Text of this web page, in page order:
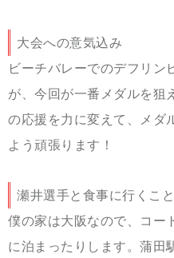
大会への意気込み
ビーチバレーでのデフリン
が、今回が一番メダルを狙
の応援を力に変えて、メダ
よう頑張ります！
瀬井選手と食事に行くこ
僕の家は大阪なので、コー
に泊まったりします。蒲田